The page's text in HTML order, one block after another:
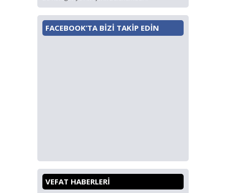
FACEBOOK’TA BİZİ TAKİP EDİN
VEFAT HABERLERİ